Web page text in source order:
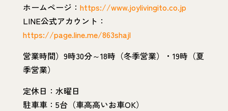
ホームページ： https://www.joylivingito.co.jp
LINE公式アカウント：
https://page.line.me/863shajl
営業時間）9時30分～18時（冬季営業）・19時（夏
季営業）
定休日：水曜日
駐車車：5台（車高高いお車OK）